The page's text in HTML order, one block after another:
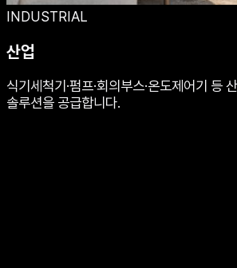
INDUSTRIAL
산업
식기세척기·펌프·회의부스·온도제어기 등
솔루션을 공급합니다.